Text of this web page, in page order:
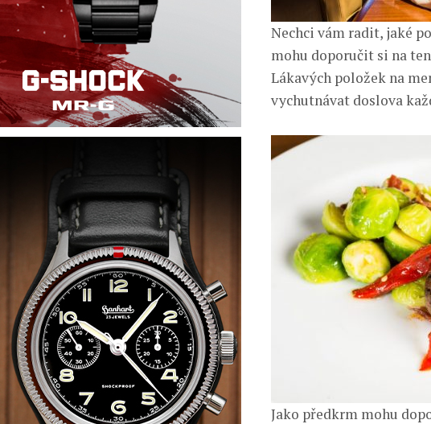
Nechci vám radit, jaké
mohu doporučit si na
Lákavých položek na
vychutnávat doslova
Jako předkrm mohu